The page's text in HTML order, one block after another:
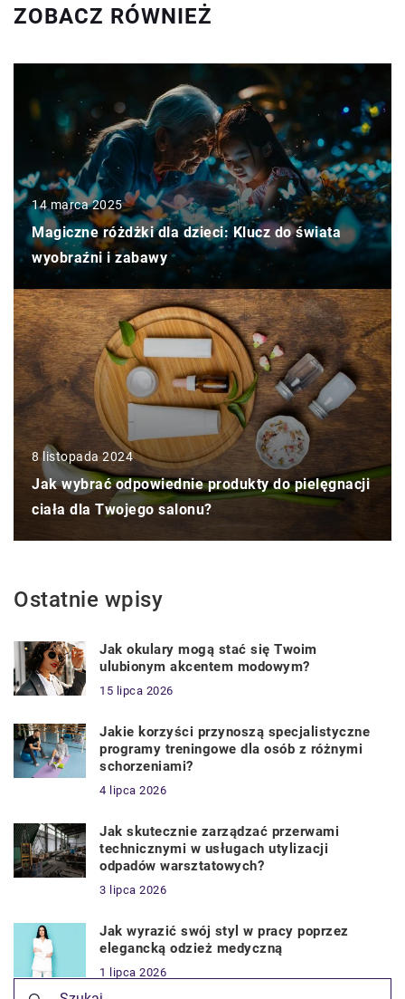
ZOBACZ RÓWNIEŻ
14 marca 2025
Magiczne różdżki dla dzieci: Klucz do świata
wyobraźni i zabawy
8 listopada 2024
Jak wybrać odpowiednie produkty do pielęgnacji
ciała dla Twojego salonu?
Ostatnie wpisy
Jak okulary mogą stać się Twoim
ulubionym akcentem modowym?
15 lipca 2026
Jakie korzyści przynoszą specjalistyczne
programy treningowe dla osób z różnymi
schorzeniami?
4 lipca 2026
Jak skutecznie zarządzać przerwami
technicznymi w usługach utylizacji
odpadów warsztatowych?
3 lipca 2026
Jak wyrazić swój styl w pracy poprzez
elegancką odzież medyczną
1 lipca 2026